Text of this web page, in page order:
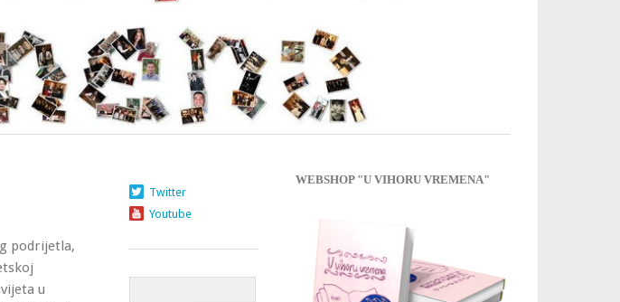
podrijetla,
u
Twitter
Youtube
WEBSHOP "U VIHORU VREMENA"